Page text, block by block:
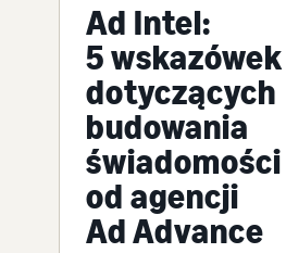
Ad Intel:
5 wskazówek
dotyczących
budowania
od agencji
Ad Advance